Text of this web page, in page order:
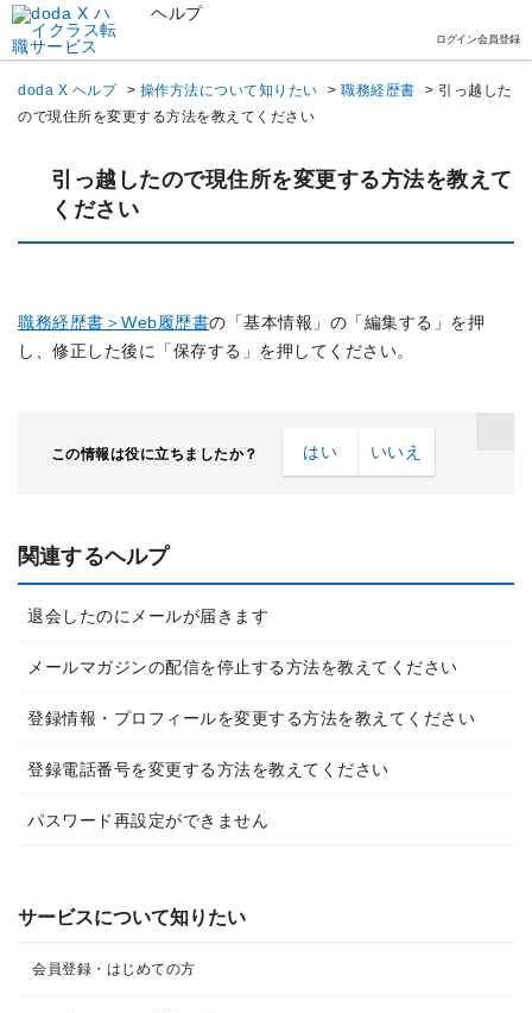
ヘルプ
ログイン会員登録
doda X ヘルプ > 操作方法について知りたい > 職務経歴書 > 引っ越した
ので現住所を変更する方法を教えてください
サービスについて知りたい
会員登録・はじめての方
引っ越したので現住所を変更する方法を教えて
ください
職務経歴書＞Web履歴書の「基本情報」の「編集する」を押
し、修正した後に「保存する」を押してください。
この情報は役に立ちましたか？ はい いいえ
関連するヘルプ
退会したのにメールが届きます
メールマガジンの配信を停止する方法を教えてください
登録情報・プロフィールを変更する方法を教えてください
登録電話番号を変更する方法を教えてください
パスワード再設定ができません